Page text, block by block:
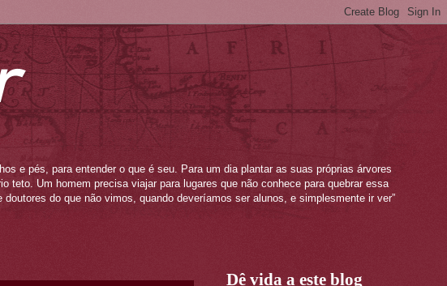
e pés, para entender o que é seu. Para um dia plantar as suas próprias árvores
teto. Um homem precisa viajar para lugares que não conhece para quebrar essa
do que não vimos, quando deveríamos ser alunos, e simplesmente ir ver”
Dê vida a este blog